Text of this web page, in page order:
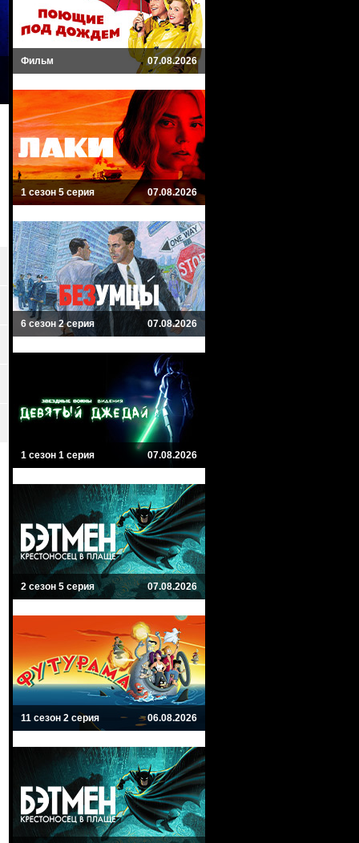
Фильм 07.08.2026
1 сезон 5 серия 07.08.2026
6 сезон 2 серия 07.08.2026
1 сезон 1 серия 07.08.2026
2 сезон 5 серия 07.08.2026
11 сезон 2 серия 06.08.2026